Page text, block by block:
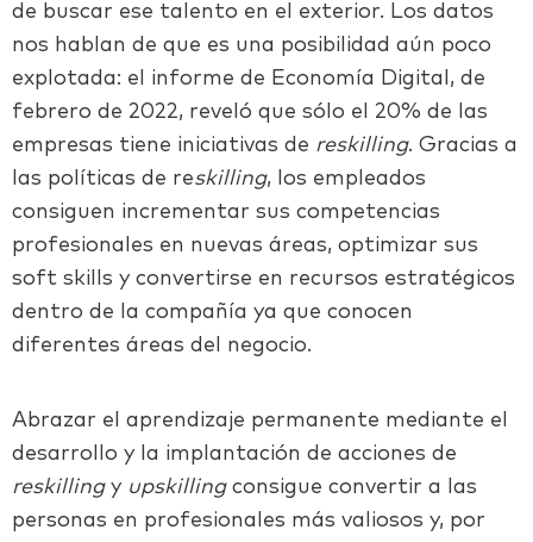
de buscar ese talento en el exterior. Los datos
nos hablan de que es una posibilidad aún poco
explotada: el informe de Economía Digital, de
febrero de 2022, reveló que sólo el 20% de las
empresas tiene iniciativas de reskilling. Gracias a
las políticas de reskilling, los empleados
consiguen incrementar sus competencias
profesionales en nuevas áreas, optimizar sus
soft skills y convertirse en recursos estratégicos
dentro de la compañía ya que conocen
diferentes áreas del negocio.
Abrazar el aprendizaje permanente mediante el
desarrollo y la implantación de acciones de
reskillingy upskillingconsigue convertir a las
personas en profesionales más valiosos y, por